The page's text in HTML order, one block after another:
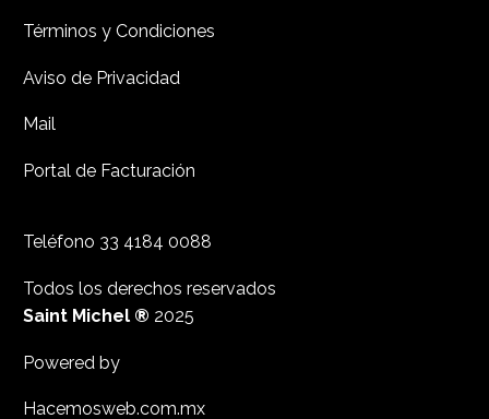
Términos y Condiciones
Aviso de Privacidad
Mail
Portal de Facturación
Teléfono 33 4184 0088
Todos los derechos reservados
Saint Michel ® 2025
Powered by
Hacemosweb.com.mx